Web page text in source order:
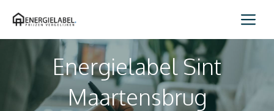
naar
Energielabel Sint
Maartensbrug